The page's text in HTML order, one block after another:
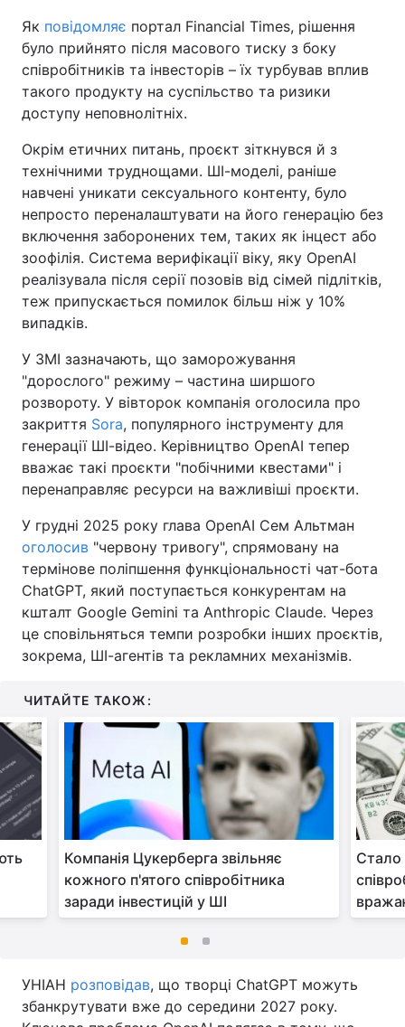
Як повідомляє портал Financial Times, рішення
було прийнято після масового тиску з боку
співробітників та інвесторів – їх турбував вплив
такого продукту на суспільство та ризики
доступу неповнолітніх.
Окрім етичних питань, проєкт зіткнувся й з
технічними труднощами. ШІ-моделі, раніше
навчені уникати сексуального контенту, було
непросто переналаштувати на його генерацію без
включення заборонених тем, таких як інцест або
зоофілія. Система верифікації віку, яку OpenAI
реалізувала після серії позовів від сімей підлітків,
теж припускається помилок більш ніж у 10%
випадків.
У ЗМІ зазначають, що заморожування
"дорослого" режиму – частина ширшого
розвороту. У вівторок компанія оголосила про
закриття Sora, популярного інструменту для
генерації ШІ-відео. Керівництво OpenAI тепер
вважає такі проєкти "побічними квестами" і
перенаправляє ресурси на важливіші проєкти.
У грудні 2025 року глава OpenAI Сем Альтман
оголосив "червону тривогу", спрямовану на
термінове поліпшення функціональності чат-бота
ChatGPT, який поступається конкурентам на
кшталт Google Gemini та Anthropic Claude. Через
це сповільняться темпи розробки інших проєктів,
зокрема, ШІ-агентів та рекламних механізмів.
ЧИТАЙТЕ ТАКОЖ:
Компанія Цукерберга звільняє
кожного п'ятого співробітника
заради інвестицій у ШІ
Стало
УНІАН розповідав, що творці ChatGPT можуть
збанкрутувати вже до середини 2027 року.